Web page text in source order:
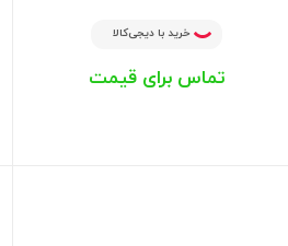
خرید با دیجی‌کالا
تماس برای قیمت